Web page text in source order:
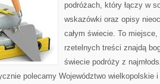
podróżach, który łączy w
wskazówki oraz opisy
całym świecie. To
rzetelnych treści znajdą
świecie podróży z
polecamy Województwo wielkopolskie